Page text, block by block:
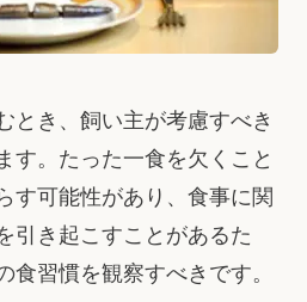
とき、飼い主が考慮すべき
す。たった一食を欠くこと
す可能性があり、食事に関
引き起こすことがあるた
食習慣を観察すべきです。